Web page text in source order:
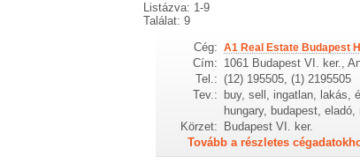
Listázva: 1-9
Találat: 9
Cég: A1 Real Estate Budapest
Cím: 1061 Budapest VI. ker.,
Tel.: (12) 195505, (1) 2195505
Tev.: buy, sell, ingatlan, lakás,
hungary, budapest,
Körzet: Budapest VI. ker.
Tovább a részletes